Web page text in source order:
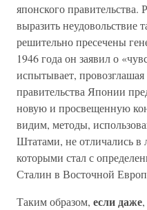
японского
выразить неудовольствие
решительно пресечены
1946 года он заявил о
испытывает,
правительства Японии
новую и просвещенную
видим, методы,
Штатами, не отличались в
которыми стал с
Сталин в Восточной
Таким образом, если даже